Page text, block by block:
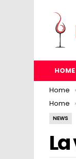
HOME
You
Home
You
Home
NEWS